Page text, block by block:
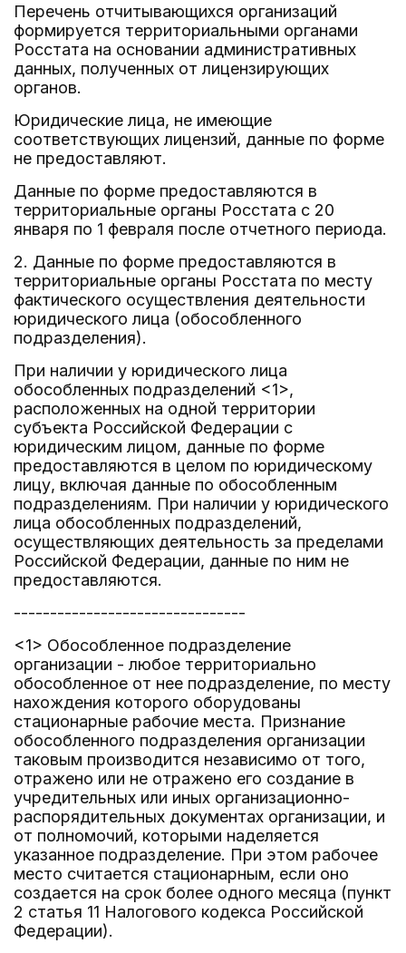
Перечень отчитывающихся организаций
формируется территориальными органами
Росстата на основании административных
данных, полученных от лицензирующих
органов.
Юридические лица, не имеющие
соответствующих лицензий, данные по форме
не предоставляют.
Данные по форме предоставляются в
территориальные органы Росстата с 20
января по 1 февраля после отчетного периода.
2. Данные по форме предоставляются в
территориальные органы Росстата по месту
фактического осуществления деятельности
юридического лица (обособленного
подразделения).
При наличии у юридического лица
обособленных подразделений <1>,
расположенных на одной территории
субъекта Российской Федерации с
юридическим лицом, данные по форме
предоставляются в целом по юридическому
лицу, включая данные по обособленным
подразделениям. При наличии у юридического
лица обособленных подразделений,
осуществляющих деятельность за пределами
Российской Федерации, данные по ним не
предоставляются.
--------------------------------
<1> Обособленное подразделение
организации - любое территориально
обособленное от нее подразделение, по месту
нахождения которого оборудованы
стационарные рабочие места. Признание
обособленного подразделения организации
таковым производится независимо от того,
отражено или не отражено его создание в
учредительных или иных организационно-
распорядительных документах организации, и
от полномочий, которыми наделяется
указанное подразделение. При этом рабочее
место считается стационарным, если оно
создается на срок более одного месяца (пункт
2 статья 11 Налогового кодекса Российской
Федерации).